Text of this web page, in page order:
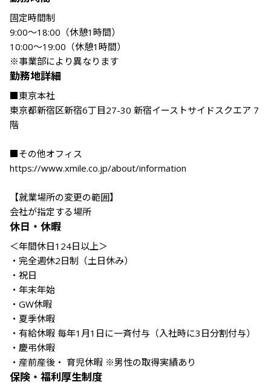
固定時間制
9:00〜18:00（休憩1時間）
10:00～19:00（休憩1時間）
※事業部により異なります
勤務地詳細
■東京本社
東京都新宿区新宿6丁目27-30 新宿イーストサイドスクエア 7
階
■その他オフィス
https://www.xmile.co.jp/about/information
【就業場所の変更の範囲】
会社が指定する場所
休日・休暇
＜年間休日124日以上＞
・完全週休2日制（土日休み）
・祝日
・年末年始
・GW休暇
・夏季休暇
・有給休暇 毎年1月1日に一斉付与（入社時に3日分割付与）
・慶弔休暇
・産前産後・ 育児休暇 ※男性の取得実績あり
保険・福利厚生制度